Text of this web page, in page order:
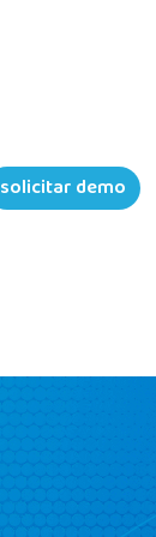
solicitar demo